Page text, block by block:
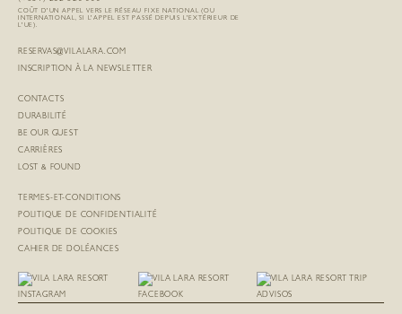
COÛT D'UN APPEL VERS LE RÉSEAU FIXE NATIONAL (OU
INTERNATIONAL, SI L'APPEL EST PASSÉ DEPUIS L'EXTÉRIEUR DE
L'UE).
RESERVAS@VILALARA.COM
INSCRIPTION À LA NEWSLETTER
CONTACTS
DURABILITÉ
BE OUR GUEST
CARRIÈRES
LOST & FOUND
TERMES-ET-CONDITIONS
POLITIQUE DE CONFIDENTIALITÉ
POLITIQUE DE COOKIES
CAHIER DE DOLÉANCES